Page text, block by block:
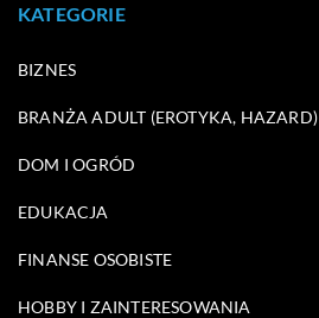
KATEGORIE
BIZNES
BRANŻA ADULT (EROTYKA, HAZARD)
DOM I OGRÓD
EDUKACJA
FINANSE OSOBISTE
HOBBY I ZAINTERESOWANIA